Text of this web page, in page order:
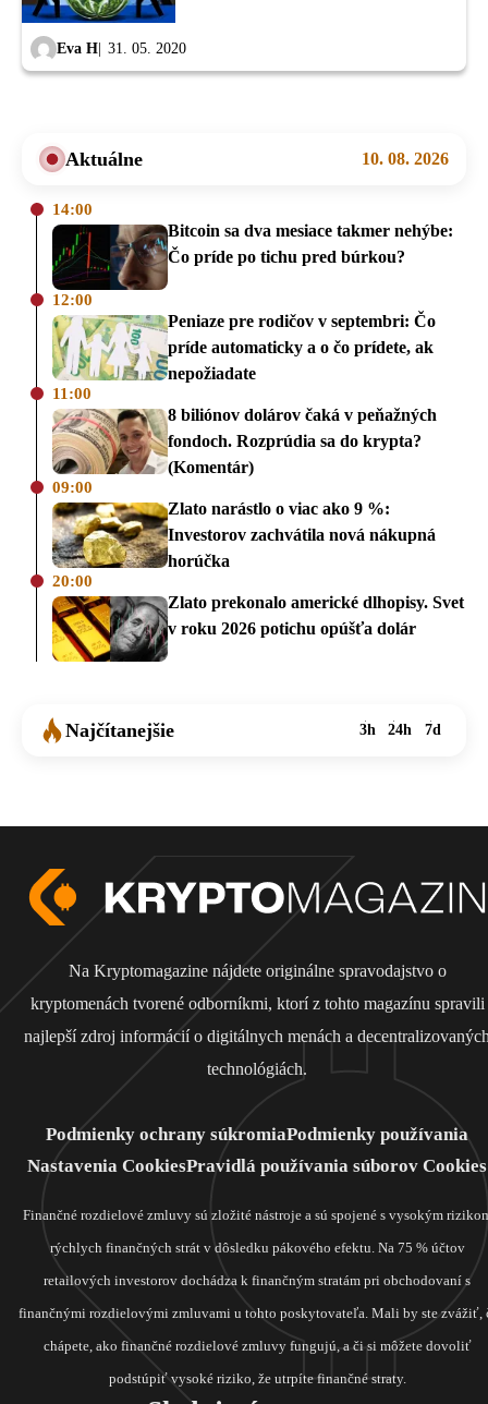
Eva H 31. 05. 2020
Aktuálne 10. 08. 2026
14:00
Bitcoin sa dva mesiace takmer nehýbe:
Čo príde po tichu pred búrkou?
12:00
Peniaze pre rodičov v septembri: Čo
príde automaticky a o čo prídete, ak
nepožiadate
11:00
8 biliónov dolárov čaká v peňažných
fondoch. Rozprúdia sa do krypta?
(Komentár)
09:00
Zlato narástlo o viac ako 9 %:
Investorov zachvátila nová nákupná
horúčka
20:00
Zlato prekonalo americké dlhopisy. Svet
v roku 2026 potichu opúšťa dolár
Najčítanejšie 3h 24h 7d
Na Kryptomagazine nájdete originálne spravodajstvo o
kryptomenách tvorené odborníkmi, ktorí z tohto magazínu spravili
najlepší zdroj informácií o digitálnych menách a
technológiách.
Podmienky ochrany súkromiaPodmienky používania
Nastavenia CookiesPravidlá používania súborov Cookies
Finančné rozdielové zmluvy sú zložité nástroje a sú spojené s vysokým
rýchlych finančných strát v dôsledku pákového efektu. Na 75 % účtov
retailových investorov dochádza k finančným stratám pri obchodovaní s
finančnými rozdielovými zmluvami u tohto poskytovateľa. Mali by ste zvážiť,
chápete, ako finančné rozdielové zmluvy fungujú, a či si môžete dovoliť
podstúpiť vysoké riziko, že utrpíte finančné straty.